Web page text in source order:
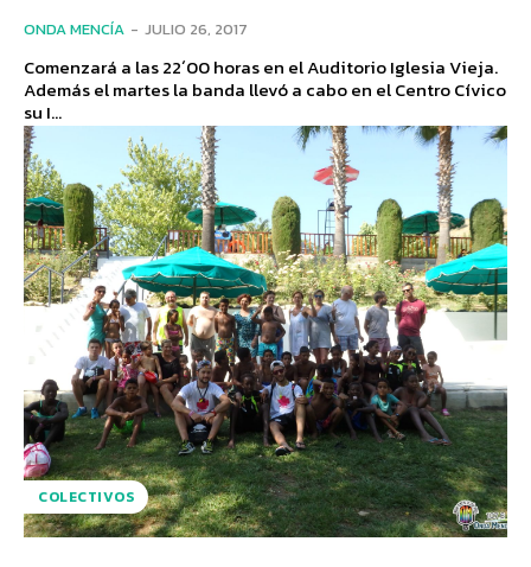
ONDA MENCÍA - JULIO 26, 2017
Comenzará a las 22´00 horas en el Auditorio Iglesia Vieja.
Además el martes la banda llevó a cabo en el Centro Cívico
su I...
COLECTIVOS